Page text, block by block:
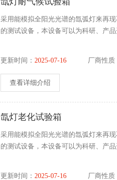
采用能模拟全阳光光谱的氙弧灯来再
的测试设备，本设备可以为科研、产
更新时间：2025-07-16 厂商性质
查看详细介绍
氙灯老化试验箱
采用能模拟全阳光光谱的氙弧灯来再
的测试设备，本设备可以为科研、产
更新时间：2025-07-16 厂商性质